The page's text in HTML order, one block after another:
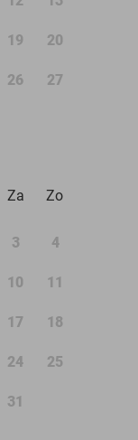
19 20
26 27
Za Zo
3 4
10 11
17 18
24 25
31